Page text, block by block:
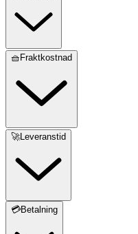
🧺Fraktkostnad
🚀Leveranstid
💳Betalning